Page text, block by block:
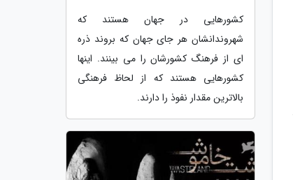
کشورهایی در جهان هستند که
شهروندانشان هر جای جهان که بروند ذره
ای از فرهنگ کشورشان را می بینند. اینها
کشورهایی هستند که از لحاظ فرهنگی
بالاترین مقدار نفوذ را دارند.